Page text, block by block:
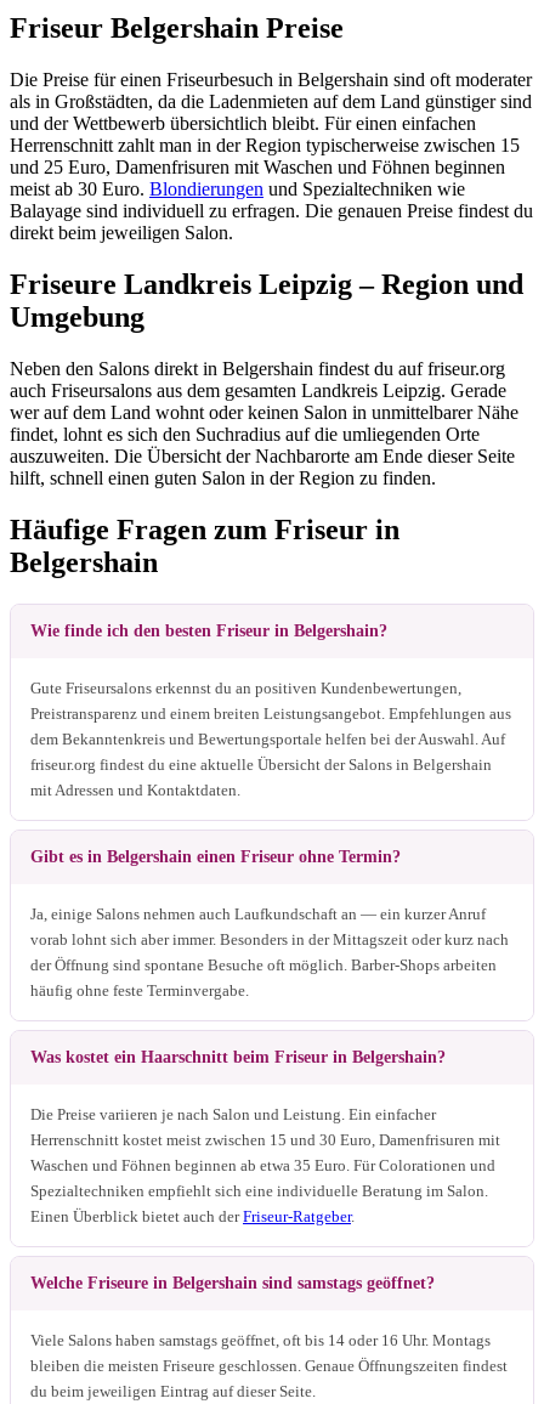
Friseur Belgershain Preise
Die Preise für einen Friseurbesuch in Belgershain sind oft moderater
als in Großstädten, da die Ladenmieten auf dem Land günstiger sind
und der Wettbewerb übersichtlich bleibt. Für einen einfachen
Herrenschnitt zahlt man in der Region typischerweise zwischen 15
und 25 Euro, Damenfrisuren mit Waschen und Föhnen beginnen
meist ab 30 Euro. Blondierungen und Spezialtechniken wie
Balayage sind individuell zu erfragen. Die genauen Preise findest du
direkt beim jeweiligen Salon.
Friseure Landkreis Leipzig – Region und
Umgebung
Neben den Salons direkt in Belgershain findest du auf friseur.org
auch Friseursalons aus dem gesamten Landkreis Leipzig. Gerade
wer auf dem Land wohnt oder keinen Salon in unmittelbarer Nähe
findet, lohnt es sich den Suchradius auf die umliegenden Orte
auszuweiten. Die Übersicht der Nachbarorte am Ende dieser Seite
hilft, schnell einen guten Salon in der Region zu finden.
Häufige Fragen zum Friseur in
Belgershain
Wie finde ich den besten Friseur in Belgershain?
Gute Friseursalons erkennst du an positiven Kundenbewertungen,
Preistransparenz und einem breiten Leistungsangebot. Empfehlungen aus
dem Bekanntenkreis und Bewertungsportale helfen bei der Auswahl. Auf
friseur.org findest du eine aktuelle Übersicht der Salons in Belgershain
mit Adressen und Kontaktdaten.
Gibt es in Belgershain einen Friseur ohne Termin?
Ja, einige Salons nehmen auch Laufkundschaft an — ein kurzer Anruf
vorab lohnt sich aber immer. Besonders in der Mittagszeit oder kurz nach
der Öffnung sind spontane Besuche oft möglich. Barber-Shops arbeiten
häufig ohne feste Terminvergabe.
Was kostet ein Haarschnitt beim Friseur in Belgershain?
Die Preise variieren je nach Salon und Leistung. Ein einfacher
Herrenschnitt kostet meist zwischen 15 und 30 Euro, Damenfrisuren mit
Waschen und Föhnen beginnen ab etwa 35 Euro. Für Colorationen und
Spezialtechniken empfiehlt sich eine individuelle Beratung im Salon.
Einen Überblick bietet auch derFriseur-Ratgeber.
Welche Friseure in Belgershain sind samstags geöffnet?
Viele Salons haben samstags geöffnet, oft bis 14 oder 16 Uhr. Montags
bleiben die meisten Friseure geschlossen. Genaue Öffnungszeiten findest
du beim jeweiligen Eintrag auf dieser Seite.